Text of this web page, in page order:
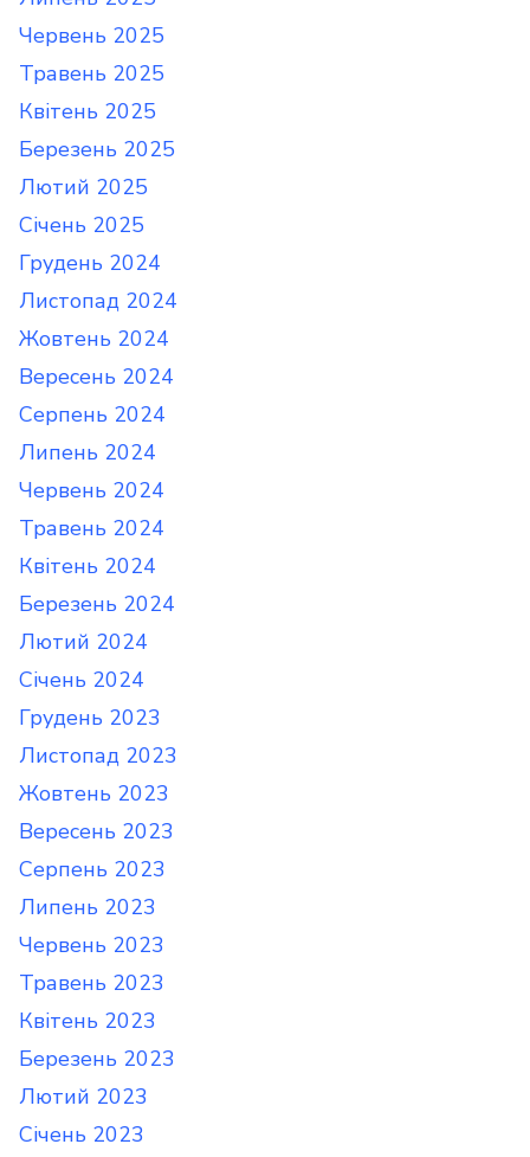
Червень 2025
Травень 2025
Квітень 2025
Березень 2025
Лютий 2025
Січень 2025
Грудень 2024
Листопад 2024
Жовтень 2024
Вересень 2024
Серпень 2024
Липень 2024
Червень 2024
Травень 2024
Квітень 2024
Березень 2024
Лютий 2024
Січень 2024
Грудень 2023
Листопад 2023
Жовтень 2023
Вересень 2023
Серпень 2023
Липень 2023
Червень 2023
Травень 2023
Квітень 2023
Березень 2023
Лютий 2023
Січень 2023